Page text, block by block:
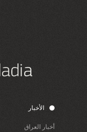
الأخبار
أخبار العراق